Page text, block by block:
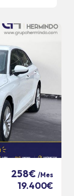
258€ /Mes
19.400€